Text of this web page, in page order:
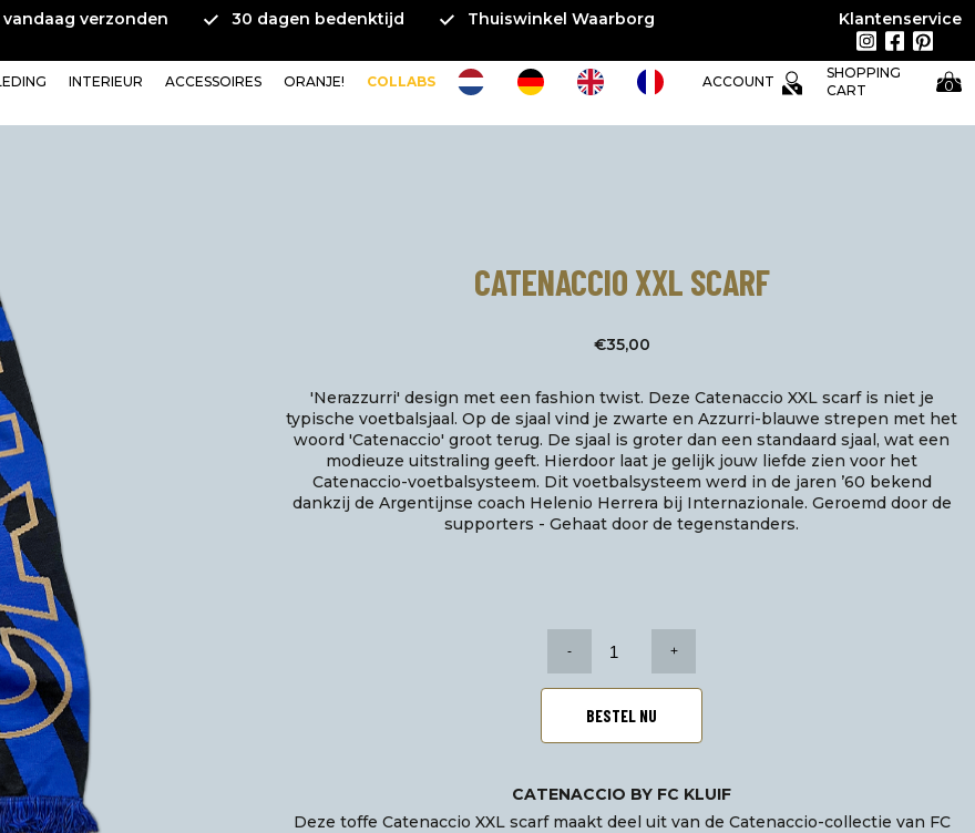
verzonden 30 dagen bedenktijd Thuiswinkel Waarborg Klantenservice
INTERIEUR ACCESSOIRES ORANJE! COLLABS ACCOUNT
SHOPPING
CART
0
CATENACCIO XXL SCARF
€35,00
'Nerazzurri' design met een fashion twist. Deze Catenaccio XXL scarf is niet je
typische voetbalsjaal. Op de sjaal vind je zwarte en Azzurri-blauwe strepen met het
woord 'Catenaccio' groot terug. De sjaal is groter dan een standaard sjaal, wat een
modieuze uitstraling geeft. Hierdoor laat je gelijk jouw liefde zien voor het
Catenaccio-voetbalsysteem. Dit voetbalsysteem werd in de jaren ’60 bekend
dankzij de Argentijnse coach Helenio Herrera bij Internazionale. Geroemd door de
supporters - Gehaat door de tegenstanders.
scarf
BESTEL NU
CATENACCIO BY FC KLUIF
Deze toffe Catenaccio XXL scarf maakt deel uit van de Catenaccio-collectie van FC